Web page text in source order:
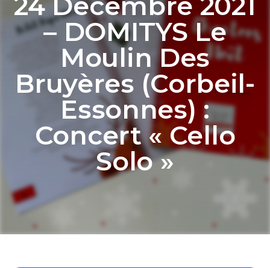
– DOMITYS Le
Moulin Des
Bruyères (Corbeil-
Essonnes) :
Concert « Cello
Solo »